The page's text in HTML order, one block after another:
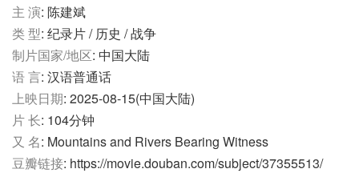
主 演: 陈建斌
类 型: 纪录片 / 历史 / 战争
制片国家/地区: 中国大陆
语 言: 汉语普通话
上映日期: 2025-08-15(中国大陆)
片 长: 104分钟
又 名: Mountains and Rivers Bearing Witness
豆瓣链接: https://movie.douban.com/subject/37355513/